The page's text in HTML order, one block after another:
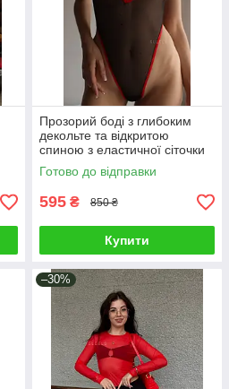
Прозорий боді з глибоким
декольте та відкритою
спиною з еластичної сіточки
Готово до відправки
595 ₴ 850 ₴
Купити
–30%